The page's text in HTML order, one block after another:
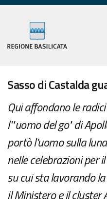
Sasso di Castalda
Qui affondano le
l'"uomo del go" di
portò l'uomo sulla
nelle celebrazioni per
su cui sta lavorando
il Ministero e il cluster